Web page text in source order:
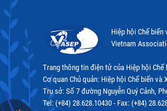
Hiệp hội Chế biến
Vietnam
Trang thông tin điện tử của Hiệp hội Chế
Cơ quan Chủ quản: Hiệp hội Chế biến và
Trụ sở: Số 7 đường Nguyễn Quý Cảnh,
Tel: (+84) 28.628.10430 - Fax: (+84)